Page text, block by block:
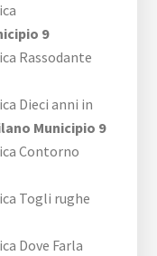
9
Rassodante
Dieci anni in
Municipio 9
Contorno
Togli rughe
Dove Farla